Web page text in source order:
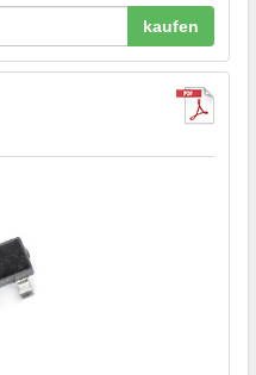
kaufen